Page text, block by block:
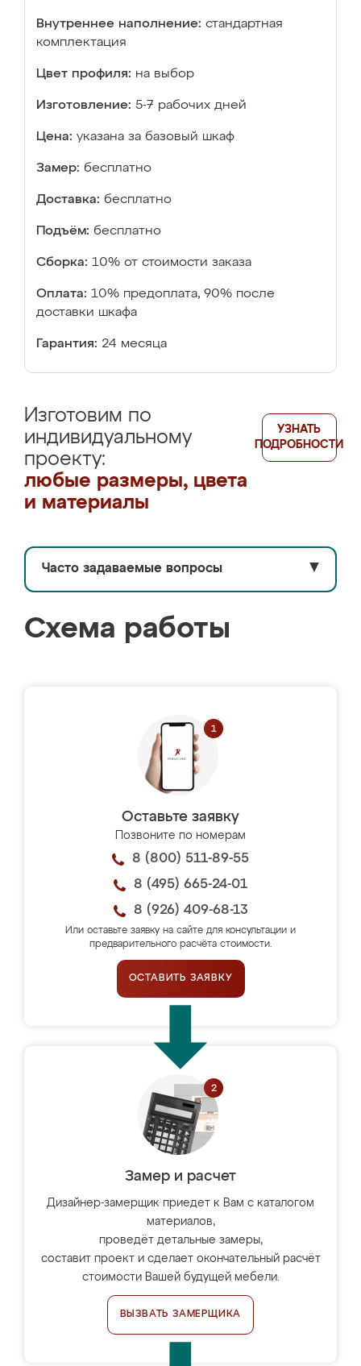
Внутреннее наполнение: стандартная
комплектация
Цвет профиля: на выбор
Изготовление: 5-7 рабочих дней
Цена: указана за базовый шкаф
Замер: бесплатно
Доставка: бесплатно
Подъём: бесплатно
Сборка: 10% от стоимости заказа
Оплата: 10% предоплата, 90% после
доставки шкафа
Гарантия: 24 месяца
Изготовим по
индивидуальному
проекту:
любые размеры, цвета
и материалы
УЗНАТЬ
ПОДРОБНОСТИ
Часто задаваемые вопросы ▼
Схема работы
Оставьте заявку
Позвоните по номерам
8 (800) 511-89-55
8 (495) 665-24-01
8 (926) 409-68-13
Или оставьте заявку на сайте для консультации и
предварительного расчёта стоимости.
ОСТАВИТЬ ЗАЯВКУ
Замер и расчет
Дизайнер-замерщик приедет к Вам с каталогом
материалов,
проведёт детальные замеры,
составит проект и сделает окончательный расчёт
стоимости Вашей будущей мебели.
ВЫЗВАТЬ ЗАМЕРЩИКА